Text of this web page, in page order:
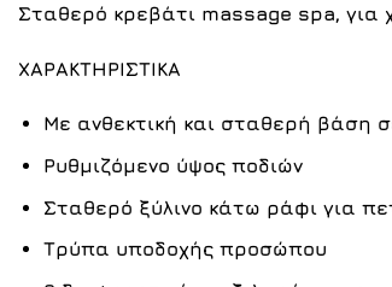
Σταθερό κρεβάτι massage spa, για
ΧΑΡΑΚΤΗΡΙΣΤΙΚΑ
Με ανθεκτική και σταθερή βάση
Ρυθμιζόμενο ύψος ποδιών
Σταθερό ξύλινο κάτω ράφι για
Τρύπα υποδοχής προσώπου